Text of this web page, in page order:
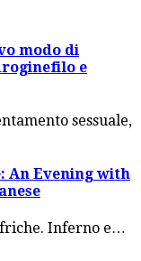
modo di
e
sessuale,
An Evening with
Inferno e…